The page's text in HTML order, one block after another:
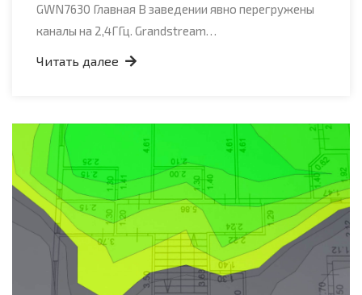
GWN7630 Главная В заведении явно перегружены
каналы на 2,4ГГц. Grandstream…
Читать далее